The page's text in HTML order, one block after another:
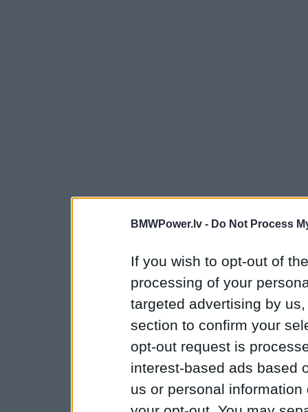
BMWPower.lv - Do Not Process
If you wish to opt-out of
processing of your
targeted advertising by
section to confirm your
opt-out request is
interest-based ads based
us or personal